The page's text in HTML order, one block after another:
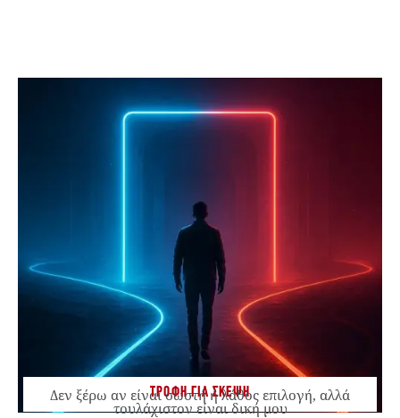
ΤΡΟΦΗ ΓΙΑ ΣΚΕΨΗ
Δεν ξέρω αν είναι σωστή ή λάθος επιλογή, αλλά
τουλάχιστον είναι δική μου